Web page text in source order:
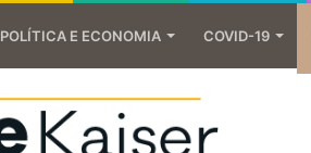
POLÍTICA E ECONOMIA COVID-19